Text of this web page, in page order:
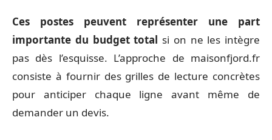
Ces postes peuvent représenter une part
importante du budget total si on ne les intègre
pas dès l’esquisse. L’approche de maisonfjord.fr
consiste à fournir des grilles de lecture concrètes
pour anticiper chaque ligne avant même de
demander un devis.